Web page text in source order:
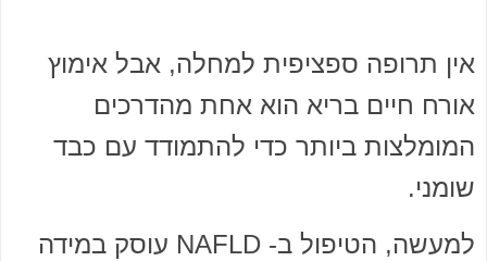
אין תרופה ספציפית למחלה, אבל אימוץ
אורח חיים בריא הוא אחת מהדרכים
המומלצות ביותר כדי להתמודד עם כבד
שומני.
למעשה, הטיפול ב- NAFLD עוסק במידה